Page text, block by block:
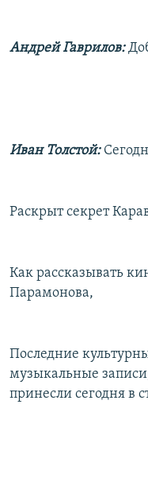
Все сайты РСЕ/РС
Андрей Гаврилов:
Иван Толстой:
Раскрыт секрет
Как рассказывать
Парамонова,
Последние
музыкальные
принесли сегодня в